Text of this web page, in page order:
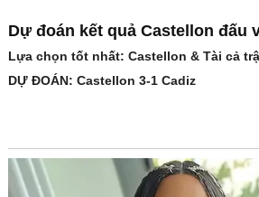
Dự đoán kết quả Castellon đấu
Lựa chọn tốt nhất: Castellon & Tài cả
DỰ ĐOÁN: Castellon 3-1 Cadiz